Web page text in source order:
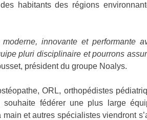
habitants des régions
innovante et performante
pluri disciplinaire et pourrons
président du groupe Noalys.
ORL, orthopédistes
souhaite fédérer une plus large
et autres spécialistes viendront